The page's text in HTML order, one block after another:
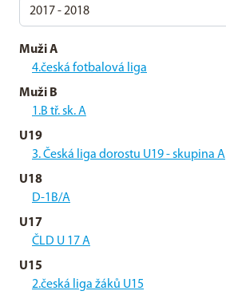
Muži A
4.česká fotbalová liga
Muži B
1.B tř. sk. A
U19
3. Česká liga dorostu U19 - skupina A
U18
D-1B/A
U17
ČLD U 17 A
U15
2.česká liga žáků U15